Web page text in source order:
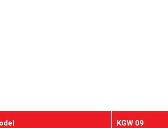
KGW 09